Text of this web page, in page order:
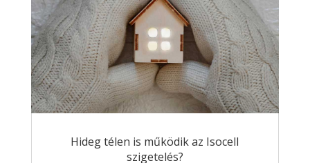
Hideg télen is működik az Isocell
szigetelés?